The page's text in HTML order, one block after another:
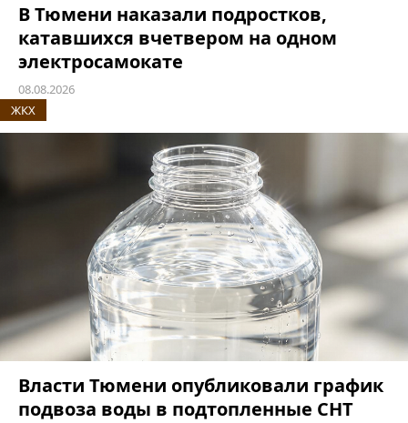
В Тюмени наказали подростков,
катавшихся вчетвером на одном
электросамокате
08.08.2026
ЖКХ
Власти Тюмени опубликовали график
подвоза воды в подтопленные СНТ